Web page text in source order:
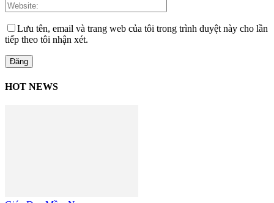
Lưu tên, email và trang web của tôi trong trình duyệt này cho lần
tiếp theo tôi nhận xét.
HOT NEWS